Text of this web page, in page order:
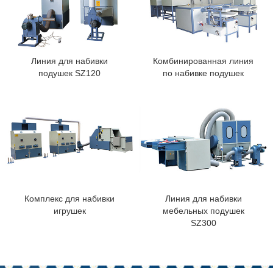
Линия для набивки
подушек SZ120
Комбинированная линия
по набивке подушек
Комплекс для набивки
игрушек
Линия для набивки
мебельных подушек
SZ300